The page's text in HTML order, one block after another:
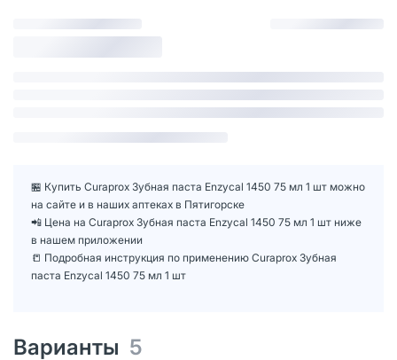
🏪 Купить Curaprox Зубная паста Enzycal 1450 75 мл 1 шт можно
на сайте и в наших аптеках в Пятигорске
📲 Цена на Curaprox Зубная паста Enzycal 1450 75 мл 1 шт ниже
в нашем приложении
📒 Подробная инструкция по применению Curaprox Зубная
паста Enzycal 1450 75 мл 1 шт
Варианты 5